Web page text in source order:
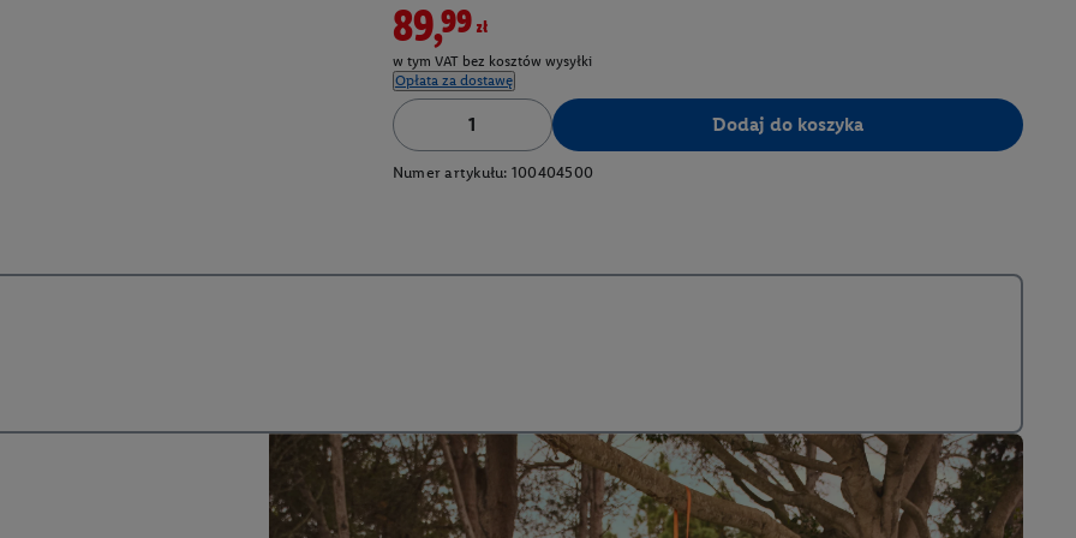
89,99zł
w tym VAT bez kosztów wysyłki
Opłata za dostawę
Dodaj do koszyka
Numer artykułu: 100404500